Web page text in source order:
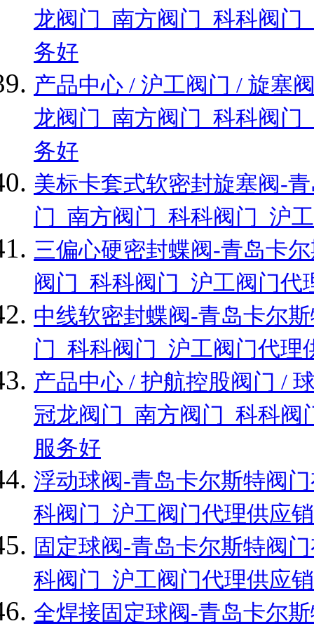
龙阀门_南方阀门_科科阀
务好
产品中心 / 沪工阀门 / 旋塞
龙阀门_南方阀门_科科阀
务好
美标卡套式软密封旋塞阀-
门_南方阀门_科科阀门_沪
三偏心硬密封蝶阀-青岛卡
阀门_科科阀门_沪工阀门
中线软密封蝶阀-青岛卡尔
门_科科阀门_沪工阀门代
产品中心 / 护航控股阀门 /
冠龙阀门_南方阀门_科科
服务好
浮动球阀-青岛卡尔斯特阀
科阀门_沪工阀门代理供应
固定球阀-青岛卡尔斯特阀
科阀门_沪工阀门代理供应
全焊接固定球阀-青岛卡尔